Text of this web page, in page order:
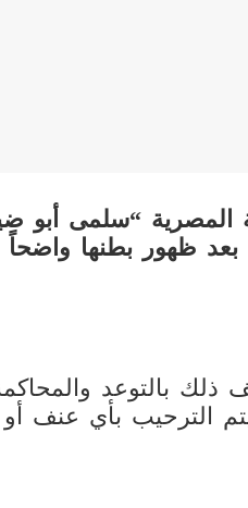
“سلمى أبو
بعد ظهور بطنها
ذلك بالتوعد
الترحيب بأي عنف أو